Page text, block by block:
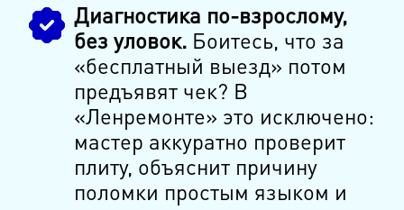
Диагностика по-взрослому,
без уловок.Боитесь, что за
«бесплатный выезд» потом
предъявят чек? В
«Ленремонте» это исключено:
мастер аккуратно проверит
плиту, объяснит причину
поломки простым языком и